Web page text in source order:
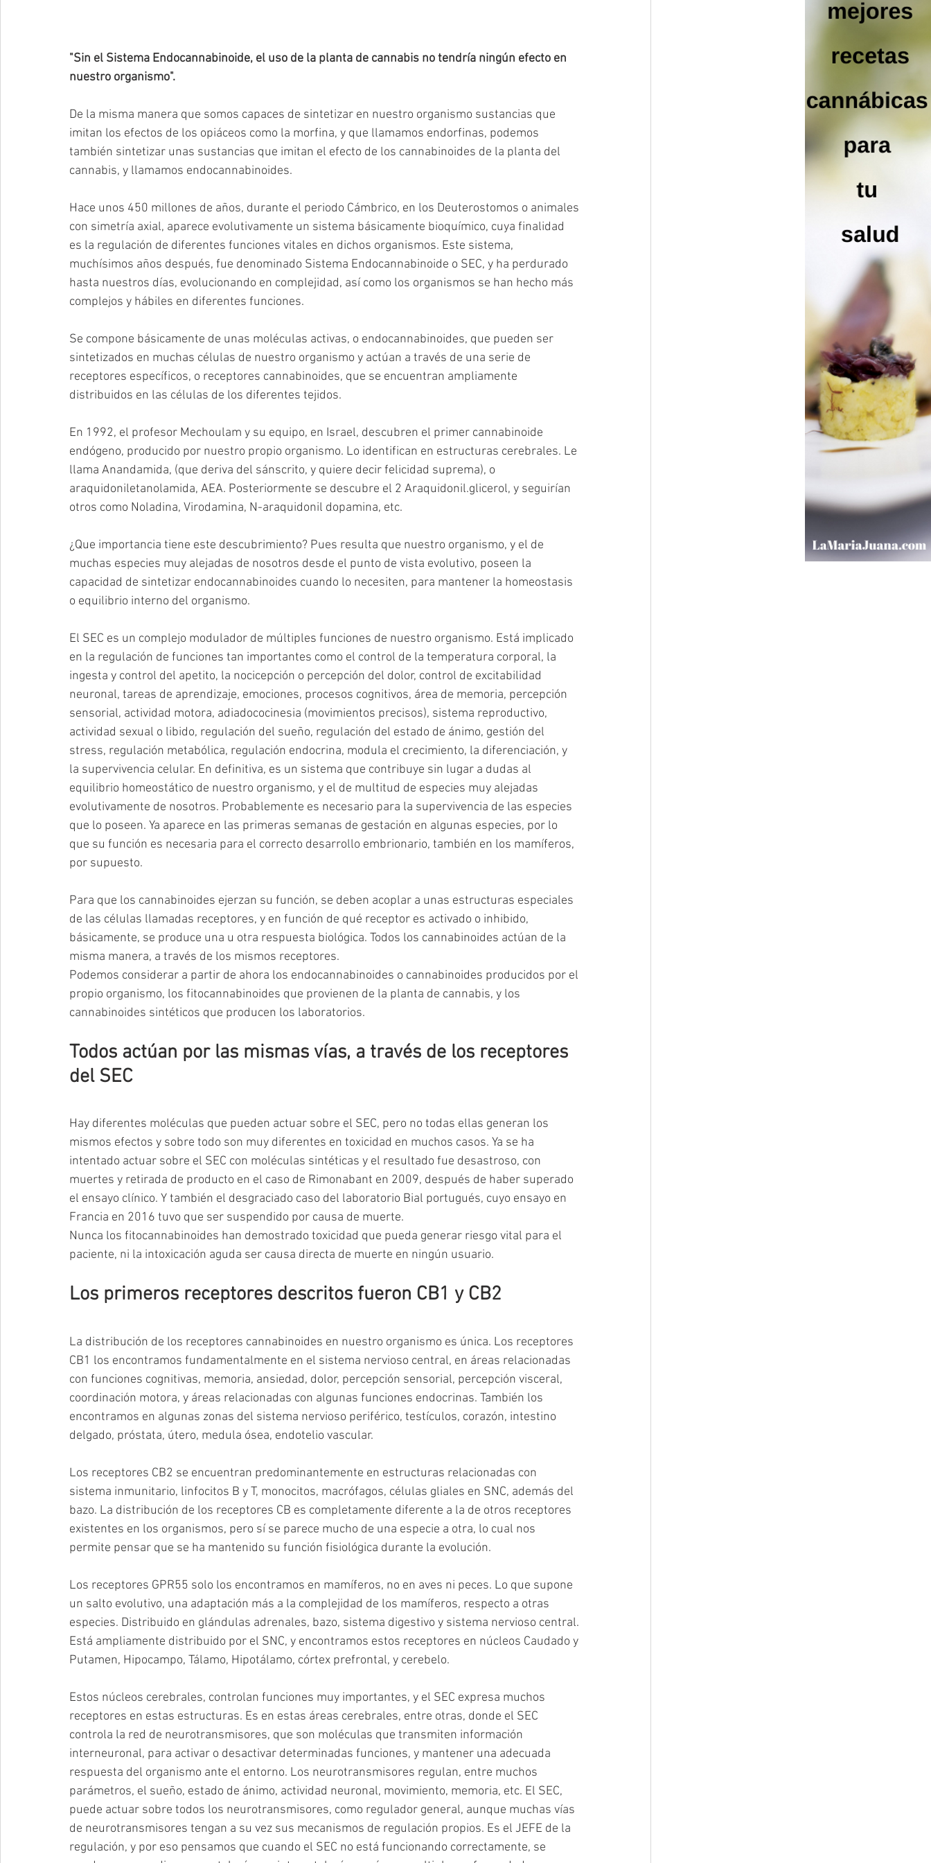
"Sin el Sistema Endocannabinoide, el uso de la planta de cannabis no tendría ningún efecto en
nuestro organismo".
De la misma manera que somos capaces de sintetizar en nuestro organismo sustancias que
imitan los efectos de los opiáceos como la morfina, y que llamamos endorfinas, podemos
también sintetizar unas sustancias que imitan el efecto de los cannabinoides de la planta del
cannabis, y llamamos endocannabinoides.
Hace unos 450 millones de años, durante el periodo Cámbrico, en los Deuterostomos o animales
con simetría axial, aparece evolutivamente un sistema básicamente bioquímico, cuya finalidad
es la regulación de diferentes funciones vitales en dichos organismos. Este sistema,
muchísimos años después, fue denominado Sistema Endocannabinoide o SEC, y ha perdurado
hasta nuestros días, evolucionando en complejidad, así como los organismos se han hecho más
complejos y hábiles en diferentes funciones.
Se compone básicamente de unas moléculas activas, o endocannabinoides, que pueden ser
sintetizados en muchas células de nuestro organismo y actúan a través de una serie de
receptores específicos, o receptores cannabinoides, que se encuentran ampliamente
distribuidos en las células de los diferentes tejidos.
En 1992, el profesor Mechoulam y su equipo, en Israel, descubren el primer cannabinoide
endógeno, producido por nuestro propio organismo. Lo identifican en estructuras cerebrales. Le
llama Anandamida, (que deriva del sánscrito, y quiere decir felicidad suprema), o
araquidoniletanolamida, AEA. Posteriormente se descubre el 2 Araquidonil.glicerol, y seguirían
otros como Noladina, Virodamina, N-araquidonil dopamina, etc.
¿Que importancia tiene este descubrimiento? Pues resulta que nuestro organismo, y el de
muchas especies muy alejadas de nosotros desde el punto de vista evolutivo, poseen la
capacidad de sintetizar endocannabinoides cuando lo necesiten, para mantener la homeostasis
o equilibrio interno del organismo.
El SEC es un complejo modulador de múltiples funciones de nuestro organismo. Está implicado
en la regulación de funciones tan importantes como el control de la temperatura corporal, la
ingesta y control del apetito, la nocicepción o percepción del dolor, control de excitabilidad
neuronal, tareas de aprendizaje, emociones, procesos cognitivos, área de memoria, percepción
sensorial, actividad motora, adiadococinesia (movimientos precisos), sistema reproductivo,
actividad sexual o libido, regulación del sueño, regulación del estado de ánimo, gestión del
stress, regulación metabólica, regulación endocrina, modula el crecimiento, la diferenciación, y
la supervivencia celular. En definitiva, es un sistema que contribuye sin lugar a dudas al
equilibrio homeostático de nuestro organismo, y el de multitud de especies muy alejadas
evolutivamente de nosotros. Probablemente es necesario para la supervivencia de las especies
que lo poseen. Ya aparece en las primeras semanas de gestación en algunas especies, por lo
que su función es necesaria para el correcto desarrollo embrionario, también en los mamíferos,
por supuesto.
Para que los cannabinoides ejerzan su función, se deben acoplar a unas estructuras especiales
de las células llamadas receptores, y en función de qué receptor es activado o inhibido,
básicamente, se produce una u otra respuesta biológica. Todos los cannabinoides actúan de la
misma manera, a través de los mismos receptores.
Podemos considerar a partir de ahora los endocannabinoides o cannabinoides producidos por el
propio organismo, los fitocannabinoides que provienen de la planta de cannabis, y los
cannabinoides sintéticos que producen los laboratorios.
Todos actúan por las mismas vías, a través de los receptores
del SEC
Hay diferentes moléculas que pueden actuar sobre el SEC, pero no todas ellas generan los
mismos efectos y sobre todo son muy diferentes en toxicidad en muchos casos. Ya se ha
intentado actuar sobre el SEC con moléculas sintéticas y el resultado fue desastroso, con
muertes y retirada de producto en el caso de Rimonabant en 2009, después de haber superado
el ensayo clínico. Y también el desgraciado caso del laboratorio Bial portugués, cuyo ensayo en
Francia en 2016 tuvo que ser suspendido por causa de muerte.
Nunca los fitocannabinoides han demostrado toxicidad que pueda generar riesgo vital para el
paciente, ni la intoxicación aguda ser causa directa de muerte en ningún usuario.
Los primeros receptores descritos fueron CB1 y CB2
La distribución de los receptores cannabinoides en nuestro organismo es única. Los receptores
CB1 los encontramos fundamentalmente en el sistema nervioso central, en áreas relacionadas
con funciones cognitivas, memoria, ansiedad, dolor, percepción sensorial, percepción visceral,
coordinación motora, y áreas relacionadas con algunas funciones endocrinas. También los
encontramos en algunas zonas del sistema nervioso periférico, testículos, corazón, intestino
delgado, próstata, útero, medula ósea, endotelio vascular.
Los receptores CB2 se encuentran predominantemente en estructuras relacionadas con
sistema inmunitario, linfocitos B y T, monocitos, macrófagos, células gliales en SNC, además del
bazo. La distribución de los receptores CB es completamente diferente a la de otros receptores
existentes en los organismos, pero sí se parece mucho de una especie a otra, lo cual nos
permite pensar que se ha mantenido su función fisiológica durante la evolución.
Los receptores GPR55 solo los encontramos en mamíferos, no en aves ni peces. Lo que supone
un salto evolutivo, una adaptación más a la complejidad de los mamíferos, respecto a otras
especies. Distribuido en glándulas adrenales, bazo, sistema digestivo y sistema nervioso central.
Está ampliamente distribuido por el SNC, y encontramos estos receptores en núcleos Caudado y
Putamen, Hipocampo, Tálamo, Hipotálamo, córtex prefrontal, y cerebelo.
Estos núcleos cerebrales, controlan funciones muy importantes, y el SEC expresa muchos
receptores en estas estructuras. Es en estas áreas cerebrales, entre otras, donde el SEC
controla la red de neurotransmisores, que son moléculas que transmiten información
interneuronal, para activar o desactivar determinadas funciones, y mantener una adecuada
respuesta del organismo ante el entorno. Los neurotransmisores regulan, entre muchos
parámetros, el sueño, estado de ánimo, actividad neuronal, movimiento, memoria, etc. El SEC,
puede actuar sobre todos los neurotransmisores, como regulador general, aunque muchas vías
de neurotransmisores tengan a su vez sus mecanismos de regulación propios. Es el JEFE de la
regulación, y por eso pensamos que cuando el SEC no está funcionando correctamente, se